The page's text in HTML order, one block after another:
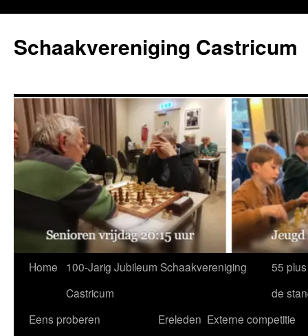
de
inhoud
Schaakvereniging Castricum
Home
100-Jarig Jubileum Schaakvereniging
Castricum
55
de
Eens proberen
Ereleden Externe competitie